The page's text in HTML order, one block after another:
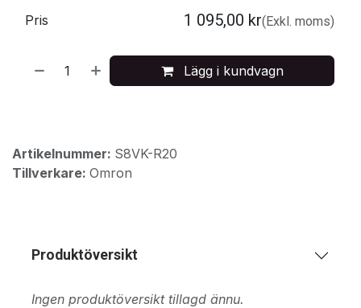
Lägg i kundvagn
Pris 1 095,00 kr(Exkl. moms)
Artikelnummer: S8VK-R20
Tillverkare: Omron
Produktöversikt
Ingen produktöversikt tillagd ännu.